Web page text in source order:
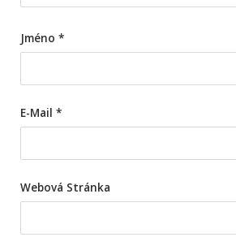
Jméno *
E-Mail *
Webová Stránka